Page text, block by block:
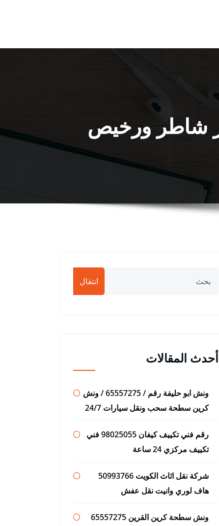
انتقال
أحدث المقالات
ونش ابو حليفة رقم / 65557275 / ونش
كرين سطحة سحب ونقل سيارات 24/7
رقم فني تكييف كيفان 98025055 فني
تكييف مركزي 24 ساعة
شركة نقل اثاث الكويت 50993766
هاف لوري وانيت نقل عفش
ونش سطحة كرين القرين 65557275